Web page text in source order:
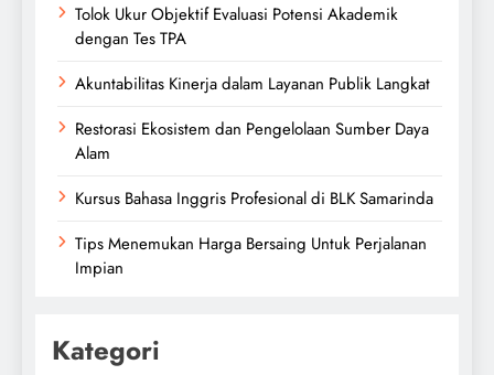
Tolok Ukur Objektif Evaluasi Potensi Akademik
dengan Tes TPA
Akuntabilitas Kinerja dalam Layanan Publik Langkat
Restorasi Ekosistem dan Pengelolaan Sumber Daya
Alam
Kursus Bahasa Inggris Profesional di BLK Samarinda
Tips Menemukan Harga Bersaing Untuk Perjalanan
Impian
Kategori